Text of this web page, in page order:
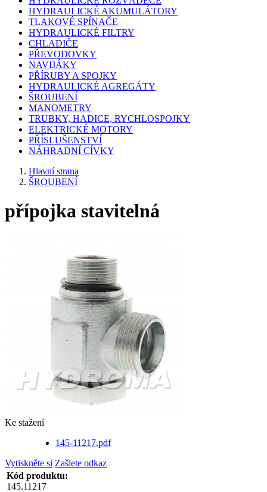
HYDRAULICKÉ AKUMULÁTORY
TLAKOVÉ SPÍNAČE
HYDRAULICKÉ FILTRY
CHLADIČE
PŘEVODOVKY
NAVIJÁKY
PŘÍRUBY A SPOJKY
HYDRAULICKÉ AGREGÁTY
ŠROUBENÍ
MANOMETRY
TRUBKY, HADICE, RYCHLOSPOJKY
ELEKTRICKÉ MOTORY
PŘÍSLUŠENSTVÍ
NÁHRADNÍ CÍVKY
Hlavní strana
ŠROUBENÍ
přípojka stavitelná
Ke stažení
145-11217.pdf
Vytiskněte si Zašlete odkaz
Kód produktu:
145.11217